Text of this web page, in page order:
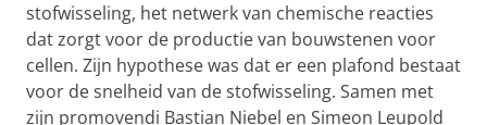
stofwisseling, het netwerk van chemische reacties
dat zorgt voor de productie van bouwstenen voor
cellen. Zijn hypothese was dat er een plafond bestaat
voor de snelheid van de stofwisseling. Samen met
zijn promovendi Bastian Niebel en Simeon Leupold